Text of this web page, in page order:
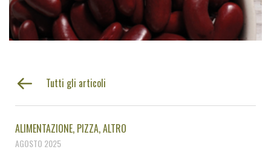
Tutti gli articoli
ALIMENTAZIONE PIZZA ALTRO
AGOSTO 2025